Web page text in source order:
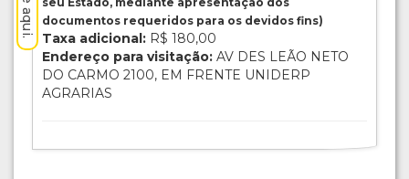
documentos requeridos para os devidos fins)
Taxa adicional: R$ 180,00
Endereço para visitação: AV DES LEÃO NETO
DO CARMO 2100, EM FRENTE UNIDERP
AGRARIAS